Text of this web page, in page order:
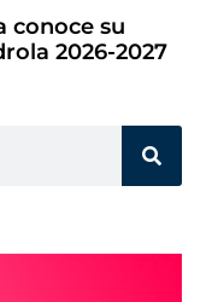
conoce su
2026-2027